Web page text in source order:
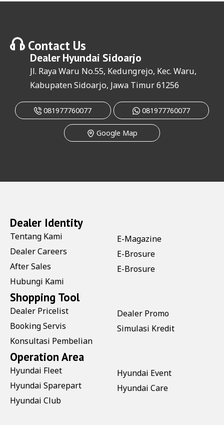
Contact Us
DealerHyundai Sidoarjo
Jl. Raya Waru No.55, Kedungrejo, Kec. Waru,
Kabupaten Sidoarjo, Jawa Timur 61256
081977760077 081977760077
Google Map
Dealer Identity
Tentang Kami
Dealer Careers
After Sales
Hubungi Kami
E-Magazine
E-Brosure
E-Brosure
Shopping Tool
Dealer Pricelist
Booking Servis
Konsultasi Pembelian
Dealer Promo
Simulasi Kredit
Operation Area
Hyundai Fleet
Hyundai Sparepart
Hyundai Club
Hyundai Event
Hyundai Care